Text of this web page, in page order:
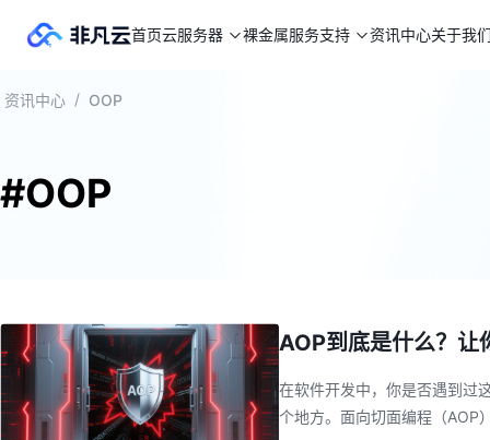
首页云服务器 裸金属服务支持 资讯中心关于我
资讯中心 / OOP
#OOP
AOP到底是什么？让
在软件开发中，你是否遇到过
个地方。面向切面编程（AOP